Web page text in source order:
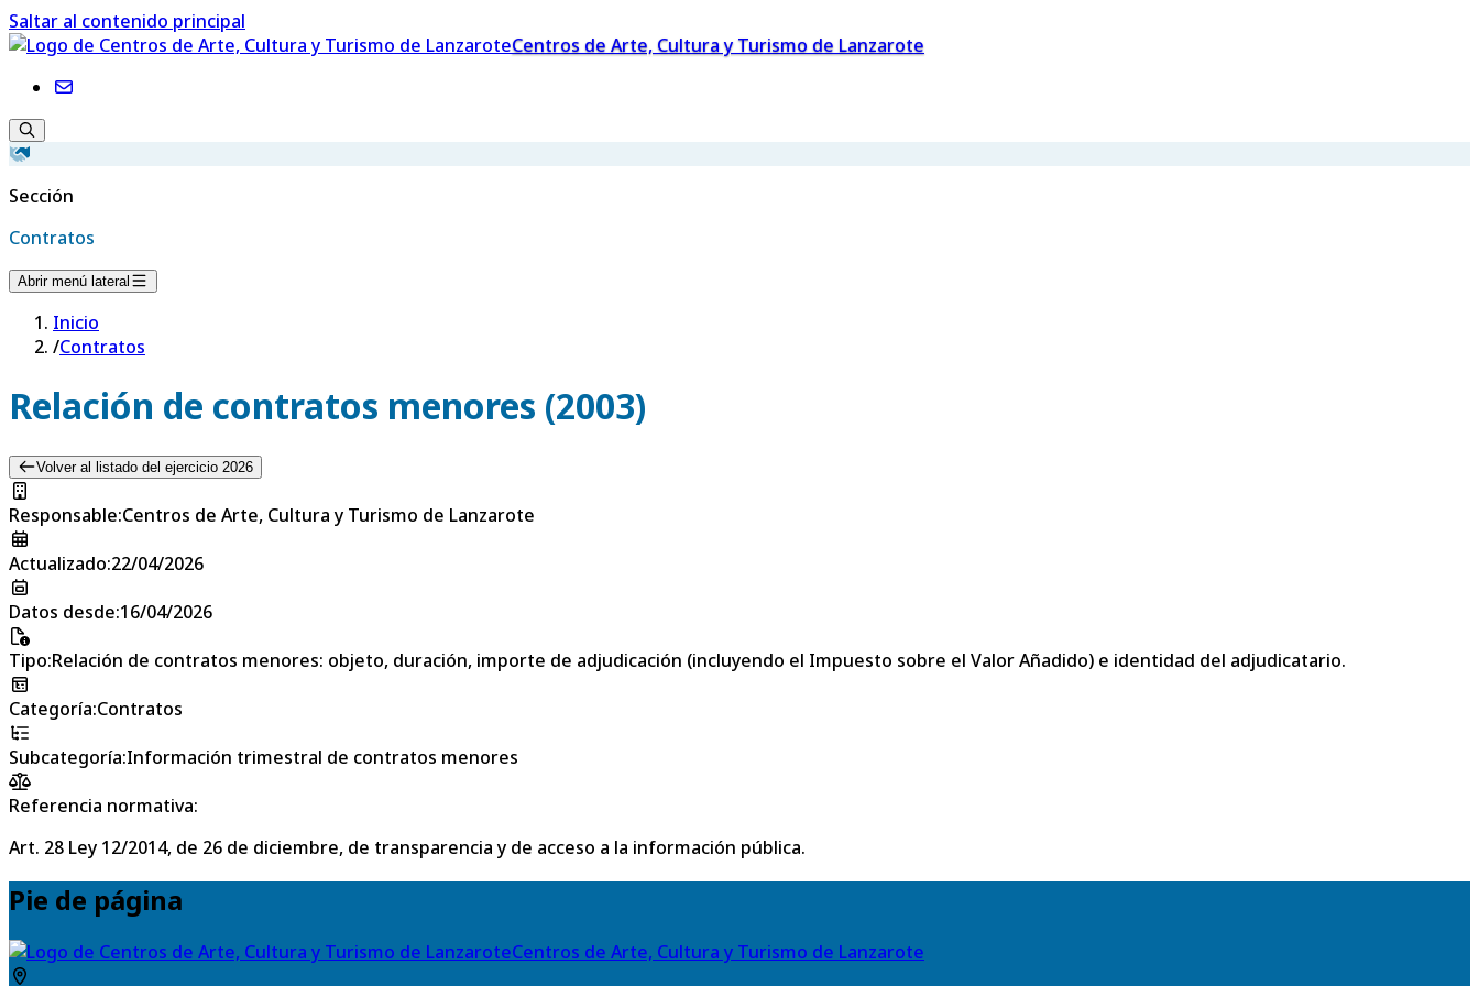
Saltar al contenido principal
Centros de Arte, Cultura y Turismo de Lanzarote
Sección
Contratos
Abrir menú lateral
Inicio
/Contratos
Relación de contratos menores (2003)
Volver al listado del ejercicio 2026
Responsable:Centros de Arte, Cultura y Turismo de Lanzarote
Actualizado:22/04/2026
Datos desde:16/04/2026
Tipo:Relación de contratos menores: objeto, duración, importe de adjudicación (incluyendo el Impuesto sobre el Valor Añadido) e identidad del adjudicatario.
Categoría:Contratos
Subcategoría:Información trimestral de contratos menores
Referencia normativa:
Art. 28 Ley 12/2014, de 26 de diciembre, de transparencia y de acceso a la información pública.
Pie de página
Centros de Arte, Cultura y Turismo de Lanzarote